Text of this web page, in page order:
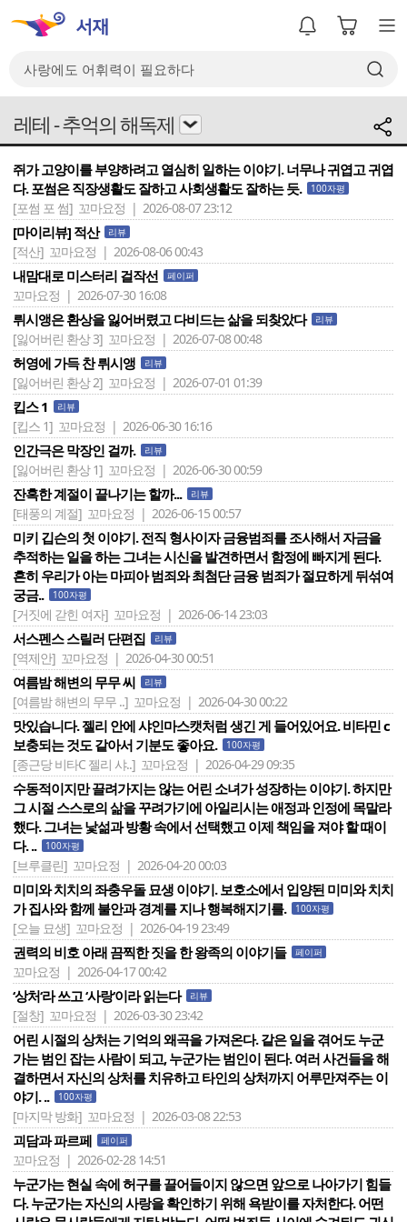
레테 - 추억의 해독제
쥐가 고양이를 부양하려고 열심히 일하는 이야기. 너무나 귀엽고 귀엽
다. 포썸은 직장생활도 잘하고 사회생활도 잘하는 듯.
100자평
[포썸 포 썸] 꼬마요정 | 2026-08-07 23:12
[마이리뷰] 적산 리뷰
[적산] 꼬마요정 | 2026-08-06 00:43
내맘대로 미스터리 걸작선 페이퍼
꼬마요정 | 2026-07-30 16:08
뤼시앵은 환상을 잃어버렸고 다비드는 삶을 되찾았다 리뷰
[잃어버린 환상 3] 꼬마요정 | 2026-07-08 00:48
허영에 가득 찬 뤼시앵 리뷰
[잃어버린 환상 2] 꼬마요정 | 2026-07-01 01:39
킵스 1 리뷰
[킵스 1] 꼬마요정 | 2026-06-30 16:16
인간극은 막장인 걸까. 리뷰
[잃어버린 환상 1] 꼬마요정 | 2026-06-30 00:59
잔혹한 계절이 끝나기는 할까... 리뷰
[태풍의 계절] 꼬마요정 | 2026-06-15 00:57
미키 깁슨의 첫 이야기. 전직 형사이자 금융범죄를 조사해서 자금을
추적하는 일을 하는 그녀는 시신을 발견하면서 함정에 빠지게 된다.
흔히 우리가 아는 마피아 범죄와 최첨단 금융 범죄가 절묘하게 뒤섞여
궁금..
100자평
[거짓에 갇힌 여자] 꼬마요정 | 2026-06-14 23:03
서스펜스 스릴러 단편집 리뷰
[역제안] 꼬마요정 | 2026-04-30 00:51
여름밤 해변의 무무 씨 리뷰
[여름밤 해변의 무무 ..] 꼬마요정 | 2026-04-30 00:22
맛있습니다. 젤리 안에 샤인마스캣처럼 생긴 게 들어있어요. 비타민 c
보충되는 것도 같아서 기분도 좋아요.
100자평
[종근당 비타C 젤리 샤..] 꼬마요정 | 2026-04-29 09:35
수동적이지만 끌려가지는 않는 어린 소녀가 성장하는 이야기. 하지만
그 시절 스스로의 삶을 꾸려가기에 아일리시는 애정과 인정에 목말라
했다. 그녀는 낯섦과 방황 속에서 선택했고 이제 책임을 져야 할 때이
다. ..
100자평
[브루클린] 꼬마요정 | 2026-04-20 00:03
미미와 치치의 좌충우돌 묘생 이야기. 보호소에서 입양된 미미와 치치
가 집사와 함께 불안과 경계를 지나 행복해지기를.
100자평
[오늘 묘생] 꼬마요정 | 2026-04-19 23:49
권력의 비호 아래 끔찍한 짓을 한 왕족의 이야기들 페이퍼
꼬마요정 | 2026-04-17 00:42
‘상처‘라 쓰고 ‘사랑‘이라 읽는다 리뷰
[절창] 꼬마요정 | 2026-03-30 23:42
어린 시절의 상처는 기억의 왜곡을 가져온다. 같은 일을 겪어도 누군
가는 범인 잡는 사람이 되고, 누군가는 범인이 된다. 여러 사건들을 해
결하면서 자신의 상처를 치유하고 타인의 상처까지 어루만져주는 이
야기. ..
100자평
[마지막 방화] 꼬마요정 | 2026-03-08 22:53
괴담과 파르페 페이퍼
꼬마요정 | 2026-02-28 14:51
누군가는 현실 속에 허구를 끌어들이지 않으면 앞으로 나아가기 힘들
다. 누군가는 자신의 사랑을 확인하기 위해 욕받이를 자처한다. 어떤